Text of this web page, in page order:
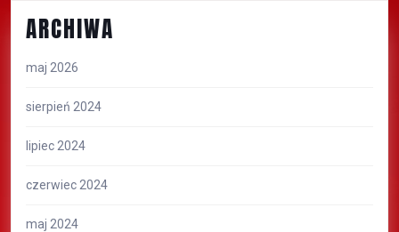
ARCHIWA
maj 2026
sierpień 2024
lipiec 2024
czerwiec 2024
maj 2024